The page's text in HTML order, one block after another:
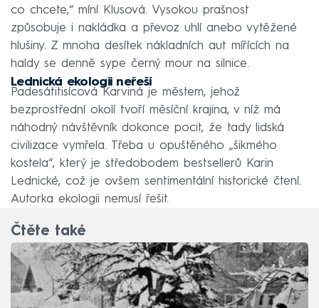
co chcete,“ míní Klusová. Vysokou prašnost
způsobuje i nakládka a převoz uhlí anebo vytěžené
hlušiny. Z mnoha desítek nákladních aut mířících na
haldy se denně sype černý mour na silnice.
Lednická ekologii neřeší
Padesátitisícová Karviná je městem, jehož
bezprostřední okolí tvoří měsíční krajina, v níž má
náhodný návštěvník dokonce pocit, že tady lidská
civilizace vymřela. Třeba u opuštěného „šikmého
kostela“, který je středobodem bestsellerů Karin
Lednické, což je ovšem sentimentální historické čtení.
Autorka ekologii nemusí řešit.
Čtěte také